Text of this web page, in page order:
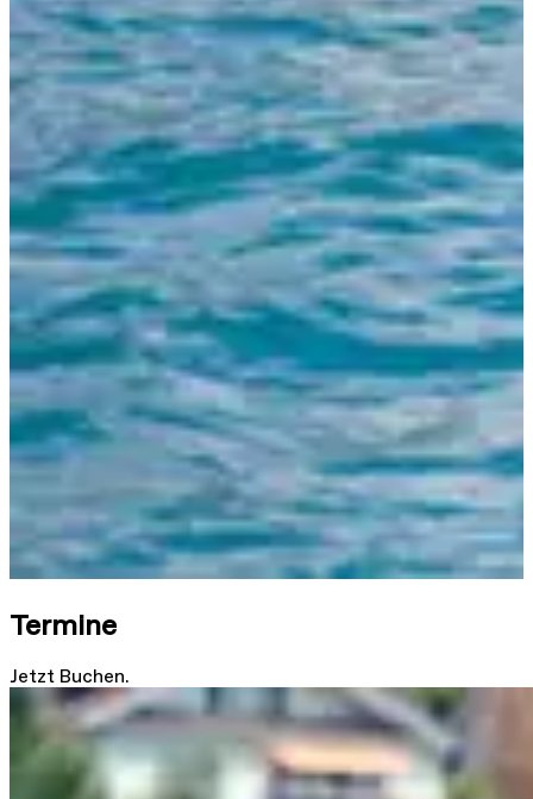
Termine
Jetzt Buchen.